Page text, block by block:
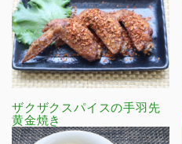
ザクザクスパイスの手羽先
黄金焼き